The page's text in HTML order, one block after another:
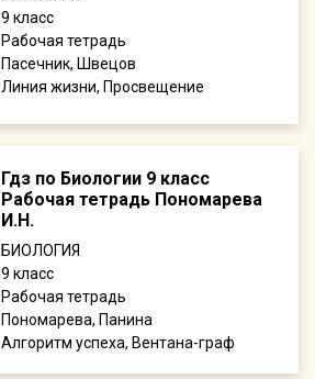
9
Рабочая тетрадь
Пасечник, Швецов
Линия жизни, Просвещение
Гдз по Биологии 9 класс
Рабочая тетрадь Пономарева
И.Н.
БИОЛОГИЯ
9
Рабочая тетрадь
Пономарева, Панина
Алгоритм успеха, Вентана-граф